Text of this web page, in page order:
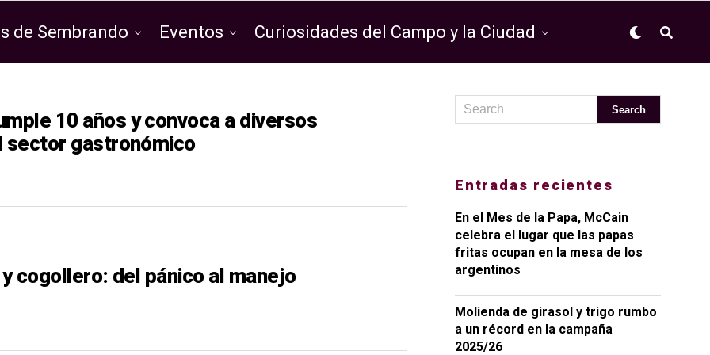
de Sembrando Eventos Curiosidades del Campo y la Ciudad
10 años y convoca a diversos
sector gastronómico
cogollero: del pánico al manejo
Entradas recientes
En el Mes de la Papa, McCain
celebra el lugar que las papas
fritas ocupan en la mesa de los
argentinos
Molienda de girasol y trigo rumbo
a un récord en la campaña
2025/26